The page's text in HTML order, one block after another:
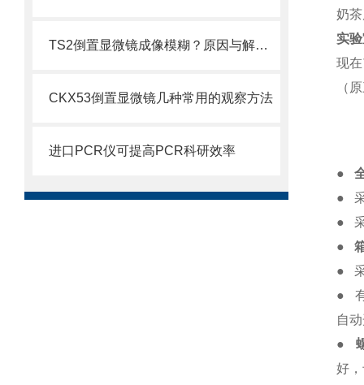
TS2倒置显微镜成像模糊？原因与解决方法汇总
CKX53倒置显微镜几种常用的观察方法
进口PCR仪可提高PCR科研效率
奶
实
现
（
●
●
●
●
● 采
●
自
●
好